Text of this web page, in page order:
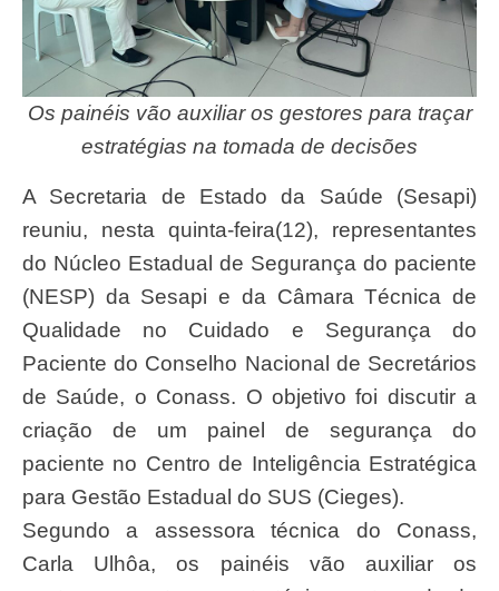
Os painéis vão auxiliar os gestores para traçar
estratégias na tomada de decisões
A Secretaria de Estado da Saúde (Sesapi)
reuniu, nesta quinta-feira(12), representantes
do Núcleo Estadual de Segurança do paciente
(NESP) da Sesapi e da Câmara Técnica de
Qualidade no Cuidado e Segurança do
Paciente do Conselho Nacional de Secretários
de Saúde, o Conass. O objetivo foi discutir a
criação de um painel de segurança do
paciente no Centro de Inteligência Estratégica
para Gestão Estadual do SUS (Cieges).
Segundo a assessora técnica do Conass,
Carla Ulhôa, os painéis vão auxiliar os